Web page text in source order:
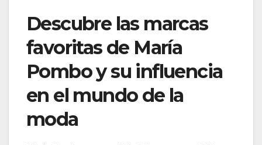
Descubre las marcas
favoritas de María
Pombo y su influencia
en el mundo de la
moda